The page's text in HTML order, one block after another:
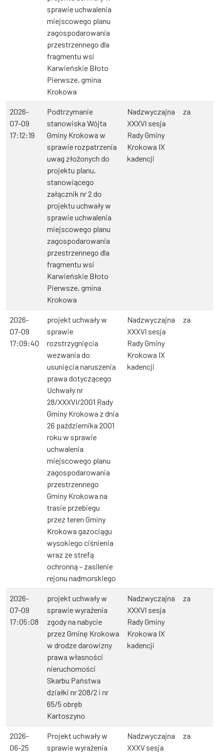
sprawie uchwalenia
miejscowego planu
zagospodarowania
przestrzennego dla
fragmentu wsi
Karwieńskie Błoto
Pierwsze, gmina
Krokowa
2026-
07-09
17:12:19
Podtrzymanie
stanowiska Wójta
Gminy Krokowa w
sprawie rozpatrzenia
uwag złożonych do
projektu planu,
stanowiącego
załącznik nr 2 do
projektu uchwały w
sprawie uchwalenia
miejscowego planu
zagospodarowania
przestrzennego dla
fragmentu wsi
Karwieńskie Błoto
Pierwsze, gmina
Krokowa
Nadzwyczajna
XXXVI sesja
Rady Gminy
Krokowa IX
kadencji
za
2026-
07-09
17:09:40
projekt uchwały w
sprawie
rozstrzygnięcia
wezwania do
usunięcia naruszenia
prawa dotyczącego
Uchwały nr
28/XXXVI/2001 Rady
Gminy Krokowa z dnia
26 października 2001
roku w sprawie
uchwalenia
miejscowego planu
zagospodarowania
przestrzennego
Gminy Krokowa na
trasie przebiegu
przez teren Gminy
Krokowa gazociągu
wysokiego ciśnienia
wraz ze strefą
ochronną – zasilenie
rejonu nadmorskiego
Nadzwyczajna
XXXVI sesja
Rady Gminy
Krokowa IX
kadencji
za
2026-
07-09
17:05:08
projekt uchwały w
sprawie wyrażenia
zgody na nabycie
przez Gminę Krokowa
w drodze darowizny
prawa własności
nieruchomości
Skarbu Państwa
działki nr 208/2 i nr
65/5 obręb
Kartoszyno
Nadzwyczajna
XXXVI sesja
Rady Gminy
Krokowa IX
kadencji
za
2026-
06-25
Projekt uchwały w
sprawie wyrażenia
Nadzwyczajna
XXXV sesja
za